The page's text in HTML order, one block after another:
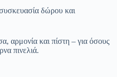
δώρου και
αρμονία και πίστη – για όσους
πινελιά.